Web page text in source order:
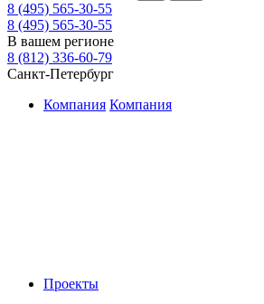
8 (495) 565-30-55
8 (495) 565-30-55
В вашем регионе
8 (812) 336-60-79
Санкт-Петербург
Компания Компания
Проекты